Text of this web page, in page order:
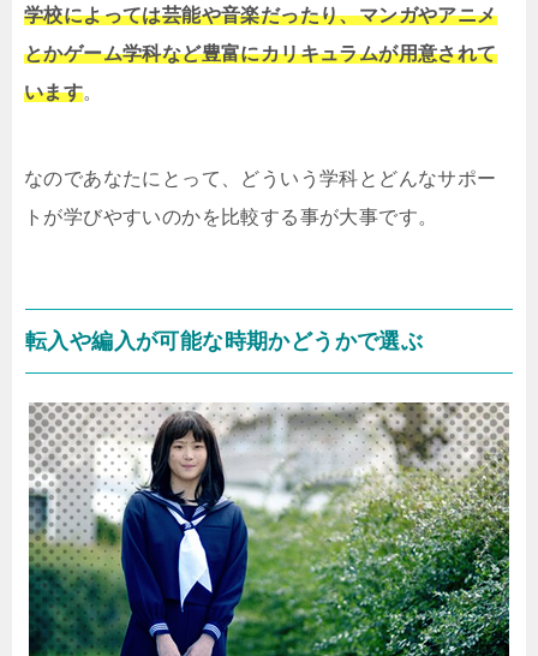
学校によっては芸能や音楽だったり、マンガやアニメ
とかゲーム学科など豊富にカリキュラムが用意されて
います。
なのであなたにとって、どういう学科とどんなサポー
トが学びやすいのかを比較する事が大事です。
転入や編入が可能な時期かどうかで選ぶ